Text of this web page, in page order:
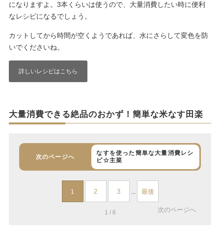
になりますよ。3本くらいは使うので、大量消費したい時に便利
なレシピになるでしょう。
カットしてから時間が空くようであれば、水にさらして変色を防
いでくださいね。
詳しいレシピはこちら
大量消費できる絶品のおかず！簡単な米なす田楽
次のページへ
なすを使った簡単な大量消費レシ
ピ☆主菜
1 2 3 ... 最後
1 / 6 次のページへ